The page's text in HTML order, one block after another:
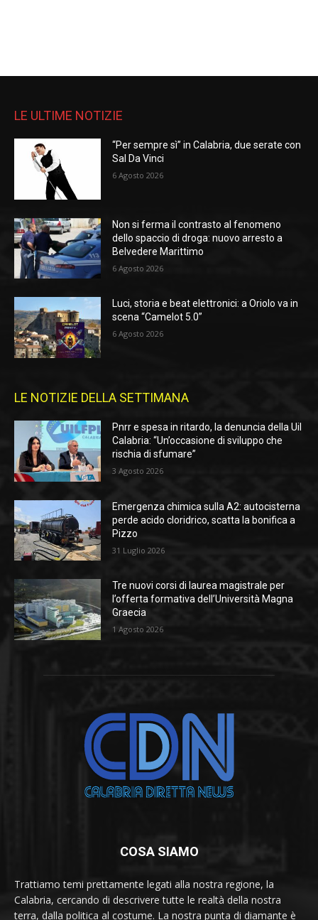
LE ULTIME NOTIZIE
“Per sempre sì” in Calabria, due serate con
Sal Da Vinci
6 Agosto 2026
Non si ferma il contrasto al fenomeno
dello spaccio di droga: nuovo arresto a
Belvedere Marittimo
6 Agosto 2026
Luci, storia e beat elettronici: a Oriolo va in
scena “Camelot 5.0”
6 Agosto 2026
LE NOTIZIE DELLA SETTIMANA
Pnrr e spesa in ritardo, la denuncia della Uil
Calabria: “Un’occasione di sviluppo che
rischia di sfumare”
3 Agosto 2026
Emergenza chimica sulla A2: autocisterna
perde acido cloridrico, scatta la bonifica a
Pizzo
31 Luglio 2026
Tre nuovi corsi di laurea magistrale per
l’offerta formativa dell’Università Magna
Graecia
1 Agosto 2026
COSA SIAMO
Trattiamo temi prettamente legati alla nostra regione, la
Calabria, cercando di descrivere tutte le realtà della nostra
terra, dalla politica al costume. La nostra punta di diamante è